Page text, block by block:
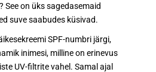
See on üks sagedasemaid
suve saabudes küsivad.
SPF-numbri järgi,
inimesi, milline on erinevus
UV-filtrite vahel. Samal ajal